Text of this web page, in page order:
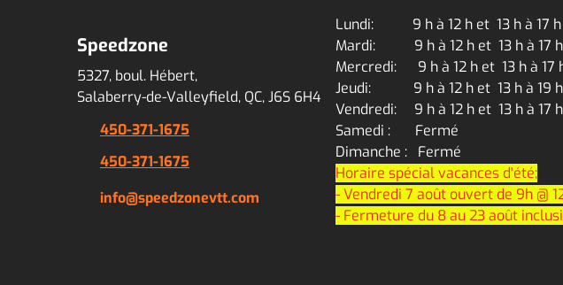
Speedzone
5327, boul. Hébert,
Salaberry-de-Valleyfield, QC, J6S 6H4
450-371-1675
450-371-1675
info@speedzonevtt.com
Lundi: 9 h à 12 h et 13 h à 17 h
Mardi: 9 h à 12 h et 13 h à 17 h
Mercredi: 9 h à 12 h et 13 h à 17
Jeudi: 9 h à 12 h et 13 h à 19 h
Vendredi: 9 h à 12 h et 13 h à 17 h
Samedi : Fermé
Dimanche : Fermé
Horaire spécial vacances d'été;
- Vendredi 7 août ouvert de 9h @
- Fermeture du 8 au 23 août